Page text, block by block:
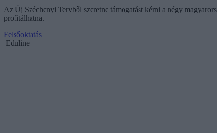
Az Új Széchenyi Tervből szeretne támogatást kérni a négy
profitálhatna.
Felsőoktatás
Eduline